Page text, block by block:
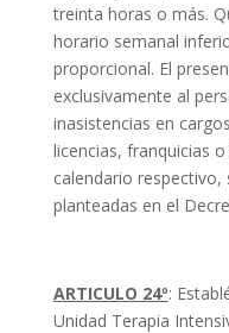
treinta horas o más.
horario semanal
proporcional. El
exclusivamente al
inasistencias en
licencias, franquicias
calendario respectivo,
planteadas en el
ARTICULO 24º:
Unidad Terapia